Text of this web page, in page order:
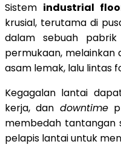
Sistem industrial
krusial, terutama di
dalam sebuah
permukaan, melainkan
asam lemak, lalu lintas
Kegagalan lantai
kerja, dan downtime
membedah tantangan
pelapis lantai untuk